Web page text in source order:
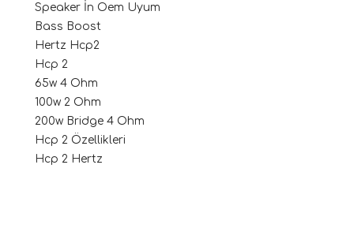
Speaker İn Oem Uyum
Bass Boost
Hertz Hcp2
Hcp 2
65w 4 Ohm
100w 2 Ohm
200w Bridge 4 Ohm
Hcp 2 Özellikleri
Hcp 2 Hertz